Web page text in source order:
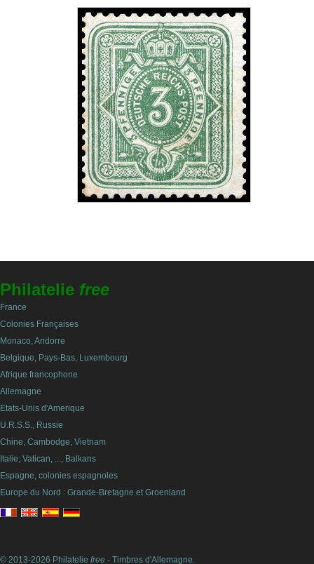
Philatelie free
France
Colonies Françaises
Monaco, Andorre
Belgique, Pays-Bas, Luxembourg
Afrique francophone
Allemagne
Etats-Unis d'Amerique
U.R.S.S., Russie
Chine, Cambodge, Vietnam
Italie, Vatican, ..., Balkans
Espagne, colonies espagnoles
Europe du Nord : Grande-Bretagne et Groenland
© 2013-2026 Philatelie free - Timbres d'Allemagne.